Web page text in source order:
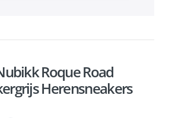
Roque Road
Herensneakers